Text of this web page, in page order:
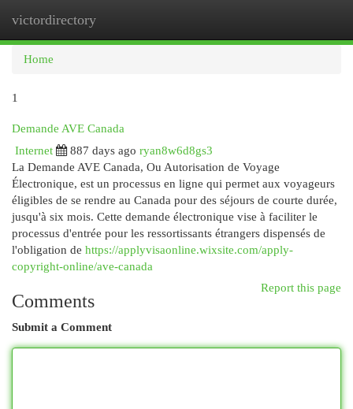
victordirectory
Home
1
Demande AVE Canada
Internet
887 days ago ryan8w6d8gs3
La Demande AVE Canada, Ou Autorisation de Voyage
Électronique, est un processus en ligne qui permet aux voyageurs
éligibles de se rendre au Canada pour des séjours de courte durée,
jusqu'à six mois. Cette demande électronique vise à faciliter le
processus d'entrée pour les ressortissants étrangers dispensés de
l'obligation de https://applyvisaonline.wixsite.com/apply-
copyright-online/ave-canada
Report this page
Comments
Submit a Comment